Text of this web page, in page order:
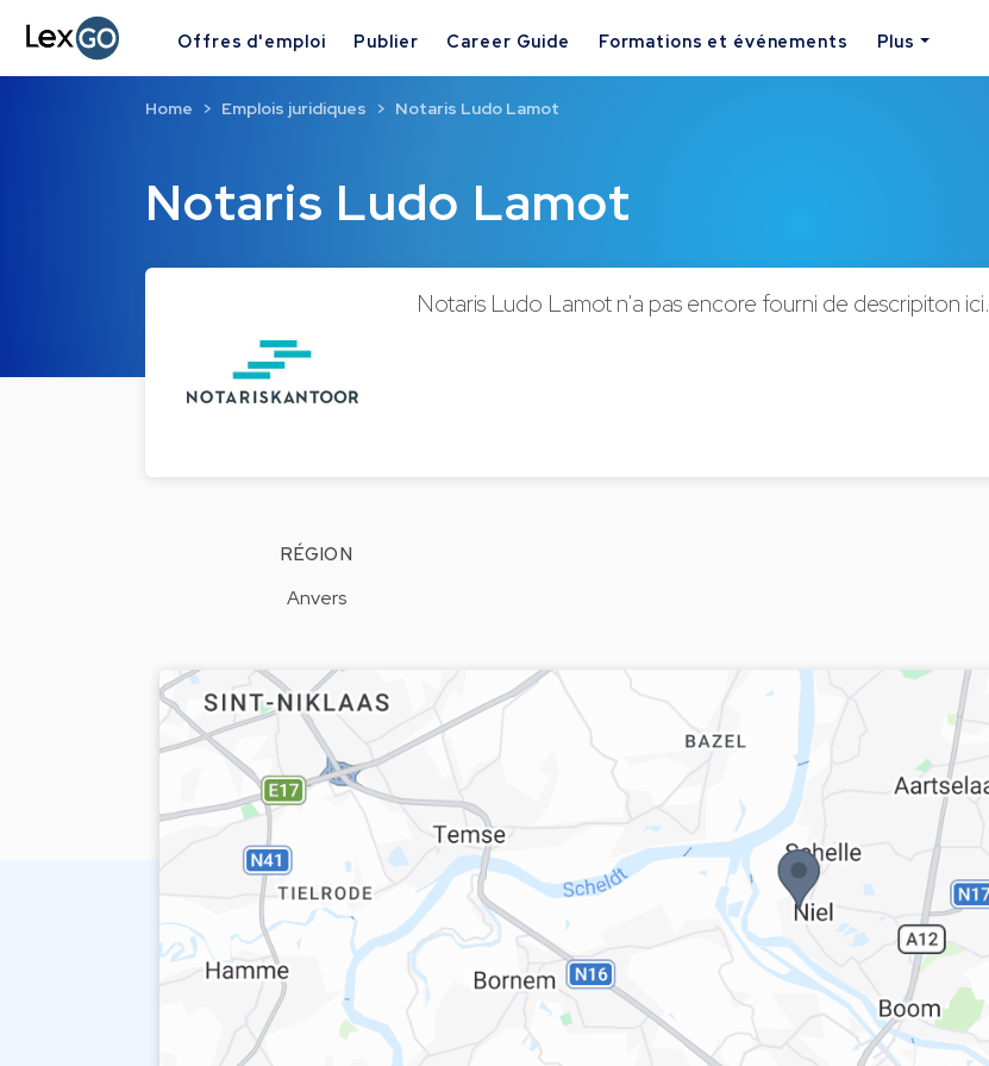
Offres d'emploi Publier Career Guide Formations et événements Plus
Notaris Ludo Lamot
Home Emplois juridiques Notaris Ludo Lamot
Notaris Ludo Lamot n'a pas encore fourni de descripiton ici.
RÉGION
Anvers